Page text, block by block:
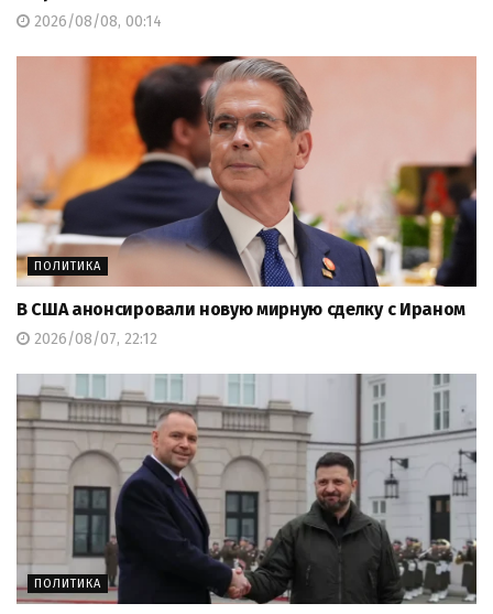
2026/08/08, 00:14
ПОЛИТИКА
В США анонсировали новую мирную сделку с Ираном
2026/08/07, 22:12
ПОЛИТИКА